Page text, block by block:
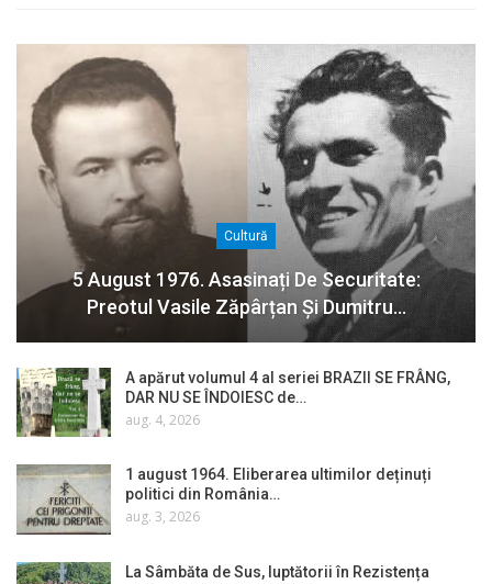
Cultură
5 August 1976. Asasinați De Securitate:
Preotul Vasile Zăpârțan Și Dumitru…
A apărut volumul 4 al seriei BRAZII SE FRÂNG,
DAR NU SE ÎNDOIESC de…
aug. 4, 2026
1 august 1964. Eliberarea ultimilor deținuți
politici din România…
aug. 3, 2026
La Sâmbăta de Sus, luptătorii în Rezistența